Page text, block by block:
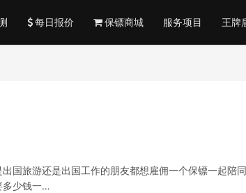
每日报价 保镖商城 服务项目 王牌
国旅游还是出国工作的朋友都想雇佣一个保镖一起陪
多少钱一…